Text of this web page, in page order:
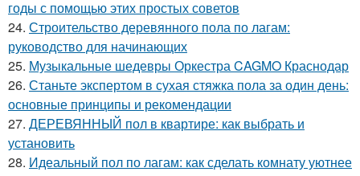
годы с помощью этих простых советов
24. Строительство деревянного пола по лагам:
руководство для начинающих
25. Музыкальные шедевры Оркестра CAGMO Краснодар
26. Станьте экспертом в сухая стяжка пола за один день:
основные принципы и рекомендации
27. ДЕРЕВЯННЫЙ пол в квартире: как выбрать и
установить
28. Идеальный пол по лагам: как сделать комнату уютнее